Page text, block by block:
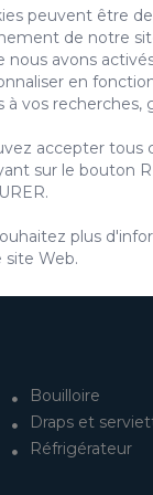
pour les
de location
Bouilloire
Draps et
Réfrigérateur
peuvent être
de notre
nous avons
en
à vos
accepter tous
sur le bouton
plus
site Web.